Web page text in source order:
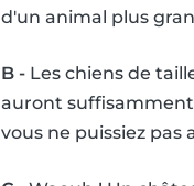
d'un animal plus
B - Les chiens de
auront suffisamment
vous ne puissiez